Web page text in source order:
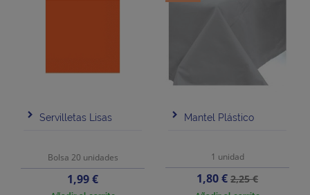
Servilletas Lisas
Bolsa 20 unidades
Precio
1,99 €
Mantel Plástico
1 unidad
Precio
1,80 €Precio
base
2,25 €